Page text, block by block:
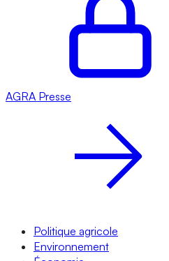
AGRA Presse
Politique agricole
Environnement